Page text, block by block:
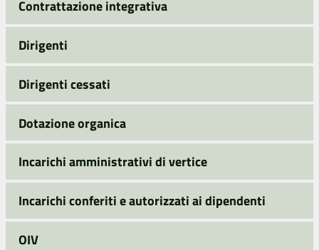
Contrattazione integrativa
Dirigenti
Dirigenti cessati
Dotazione organica
Incarichi amministrativi di vertice
Incarichi conferiti e autorizzati ai dipendenti
OIV